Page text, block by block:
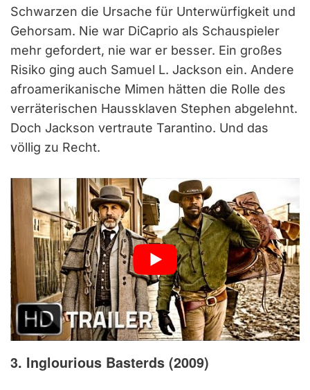
Schwarzen die Ursache für Unterwürfigkeit und
Gehorsam. Nie war DiCaprio als Schauspieler
mehr gefordert, nie war er besser. Ein großes
Risiko ging auch Samuel L. Jackson ein. Andere
afroamerikanische Mimen hätten die Rolle des
verräterischen Haussklaven Stephen abgelehnt.
Doch Jackson vertraute Tarantino. Und das
völlig zu Recht.
3. Inglourious Basterds (2009)